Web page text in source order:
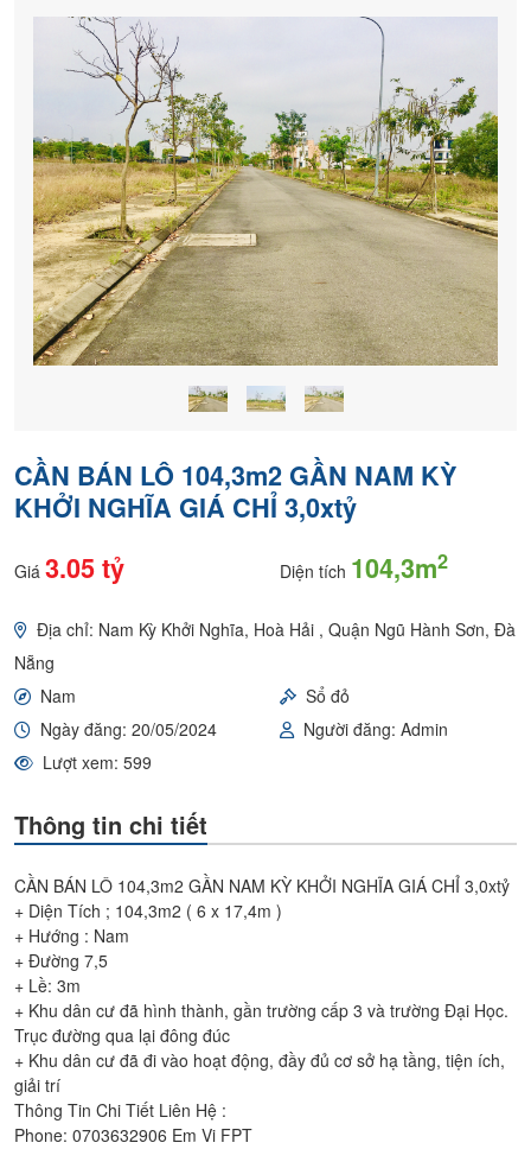
CẦN BÁN LÔ 104,3m2 GẦN NAM KỲ
KHỞI NGHĨA GIÁ CHỈ 3,0xtỷ
Giá 3.05 tỷ Diện tích 104,3m2
Địa chỉ: Nam Kỳ Khởi Nghĩa, Hoà Hải , Quận Ngũ Hành Sơn, Đà
Nẵng
Nam
Sổ đỏ
Ngày đăng: 20/05/2024
Người đăng: Admin
Lượt xem: 599
Thông tin chi tiết
CẦN BÁN LÔ 104,3m2 GẦN NAM KỲ KHỞI NGHĨA GIÁ CHỈ 3,0xtỷ
+ Diện Tích ; 104,3m2 ( 6 x 17,4m )
+ Hướng : Nam
+ Đường 7,5
+ Lề: 3m
+ Khu dân cư đã hình thành, gần trường cấp 3 và trường Đại Học.
Trục đường qua lại đông đúc
+ Khu dân cư đã đi vào hoạt động, đầy đủ cơ sở hạ tầng, tiện ích,
giải trí
Thông Tin Chi Tiết Liên Hệ :
Phone: 0703632906 Em Vi FPT